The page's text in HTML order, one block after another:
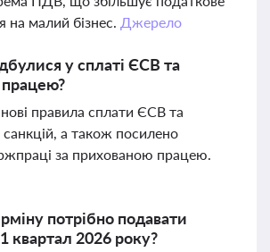
на малий бізнес. Джерело
у сплаті ЄСВ та
працею?
правила сплати ЄСВ та
санкцій, а також посилено
за прихованою працею.
потрібно подавати
1 квартал 2026 року?